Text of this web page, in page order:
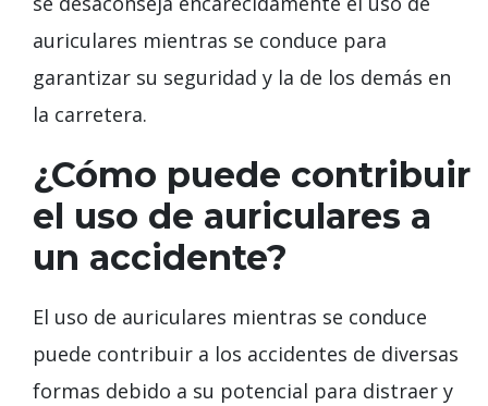
auriculares mientras se conduce para
garantizar su seguridad y la de los demás en
la carretera.
¿Cómo puede contribuir
el uso de auriculares a
un accidente?
El uso de auriculares mientras se conduce
puede contribuir a los accidentes de diversas
formas debido a su potencial para distraer y